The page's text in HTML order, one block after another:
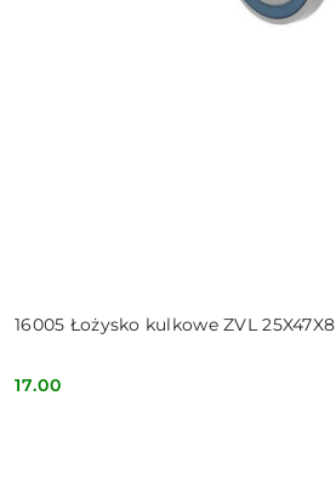
16005 Łożysko kulkowe ZVL 25X47X8
Cena:
17.00